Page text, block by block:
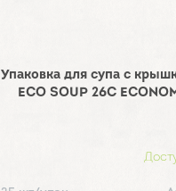
Упаковка для супа с
ECO SOUP 26C